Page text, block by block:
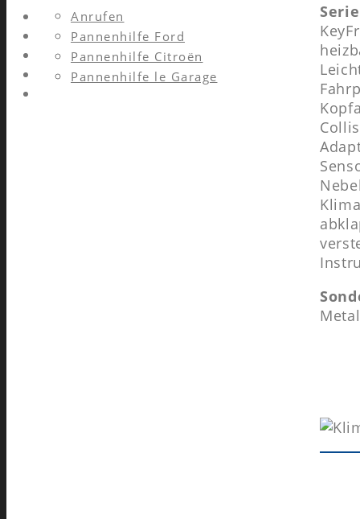
Anrufen
Pannenhilfe Ford
Pannenhilfe Citroën
Pannenhilfe le Garage